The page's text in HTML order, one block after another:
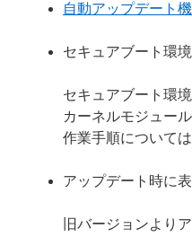
自動アップデート
セキュアブート環
セキュアブート環
カーネルモジュー
作業手順については
アップデート時に
旧バージョンより